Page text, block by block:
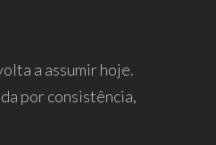
a assumir hoje.
por consistência,